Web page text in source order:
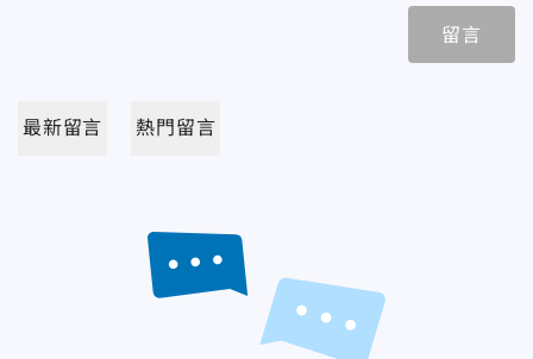
留言
最新留言 熱門留言